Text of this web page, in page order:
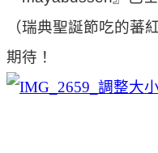
（瑞典聖誕節吃的蕃
期待！